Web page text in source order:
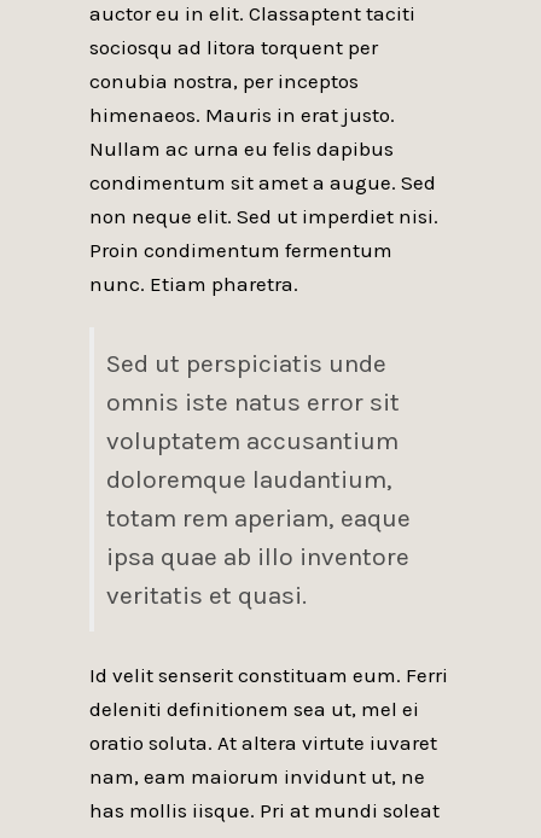
auctor eu in elit. Classaptent taciti
sociosqu ad litora torquent per
conubia nostra, per inceptos
himenaeos. Mauris in erat justo.
Nullam ac urna eu felis dapibus
condimentum sit amet a augue. Sed
non neque elit. Sed ut imperdiet nisi.
Proin condimentum fermentum
nunc. Etiam pharetra.
Sed ut perspiciatis unde
omnis iste natus error sit
voluptatem accusantium
doloremque laudantium,
totam rem aperiam, eaque
ipsa quae ab illo inventore
veritatis et quasi.
Id velit senserit constituam eum. Ferri
deleniti definitionem sea ut, mel ei
oratio soluta. At altera virtute iuvaret
nam, eam maiorum invidunt ut, ne
has mollis iisque. Pri at mundi soleat